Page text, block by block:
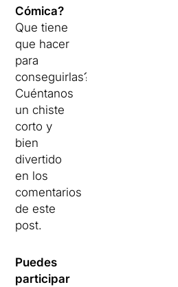
Cómica?
Que tiene
que hacer
para
conseguirlas?
Cuéntanos
un chiste
corto y
bien
divertido
en los
comentarios
de este
post.
Puedes
participar